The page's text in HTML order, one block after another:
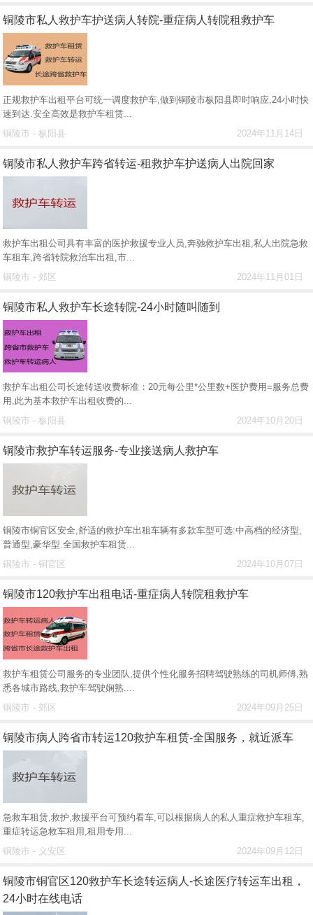
铜陵市私人救护车护送病人转院-重症病人转院租救护车
正规救护车出租平台可统一调度救护车,做到铜陵市枞阳县即时响应,24小时快
速到达.安全高效是救护车租赁...
2024年11月14日
铜陵市 - 枞阳县
铜陵市私人救护车跨省转运-租救护车护送病人出院回家
救护车出租公司具有丰富的医护救援专业人员,奔驰救护车出租,私人出院急救
车租车,跨省转院救治车出租,市...
2024年11月01日
铜陵市 - 郊区
铜陵市私人救护车长途转院-24小时随叫随到
救护车出租公司长途转送收费标准：20元每公里*公里数+医护费用=服务总费
用,此为基本救护车出租收费的...
2024年10月20日
铜陵市 - 枞阳县
铜陵市救护车转运服务-专业接送病人救护车
铜陵市铜官区安全,舒适的救护车出租车辆有多款车型可选:中高档的经济型,
普通型,豪华型.全国救护车租赁...
2024年10月07日
铜陵市 - 铜官区
铜陵市120救护车出租电话-重症病人转院租救护车
救护车租赁公司服务的专业团队,提供个性化服务招聘驾驶熟练的司机师傅,熟
悉各城市路线,救护车驾驶娴熟....
2024年09月25日
铜陵市 - 郊区
铜陵市病人跨省市转运120救护车租赁-全国服务，就近派车
急救车租赁,救护,救援平台可预约看车,可以根据病人的私人重症救护车租车,
重症转运急救车租用,租用专用...
2024年09月12日
铜陵市 - 义安区
铜陵市铜官区120救护车长途转运病人-长途医疗转运车出租，
24小时在线电话